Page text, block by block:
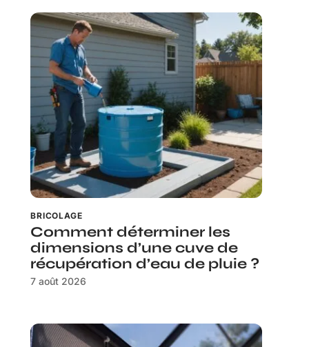
BRICOLAGE
Comment déterminer les
dimensions d’une cuve de
récupération d’eau de pluie ?
7 août 2026